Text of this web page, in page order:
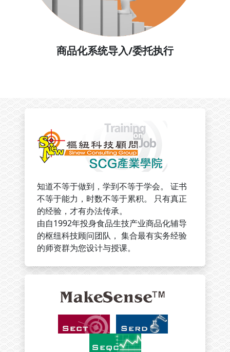
商品化系统导入/委托执行
知道不等于做到，学到不等于学会。 证书
不等于能力，时数不等于累积。 只有真正
的经验，才有办法传承。
由自1992年投身食品生技产业商品化辅导
的枢纽科技顾问团队， 集合最有实务经验
的师资群为您设计与授课。